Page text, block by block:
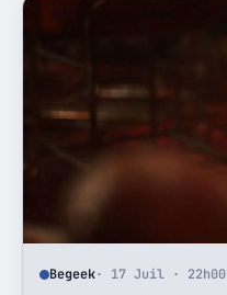
Begeek· 17 Juil · 22h00